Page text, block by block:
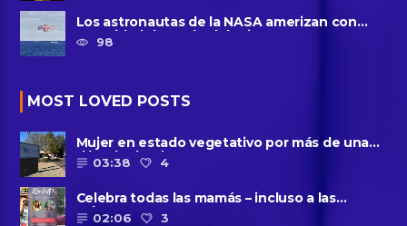
Los astronautas de la NASA amerizan con
seguridad después del primer ......
98
MOST LOVED POSTS
Mujer en estado vegetativo por más de una
década da a luz en un ......
03:38 4
Celebra todas las mamás – incluso a las
solteras – con ......
02:06 3